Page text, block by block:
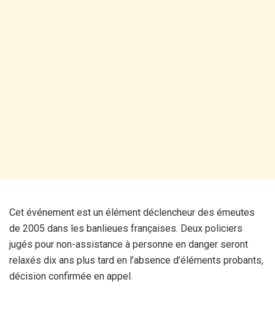
Cet événement est un élément déclencheur des émeutes
de 2005 dans les banlieues françaises. Deux policiers
jugés pour non-assistance à personne en danger seront
relaxés dix ans plus tard en l’absence d’éléments probants,
décision confirmée en appel.